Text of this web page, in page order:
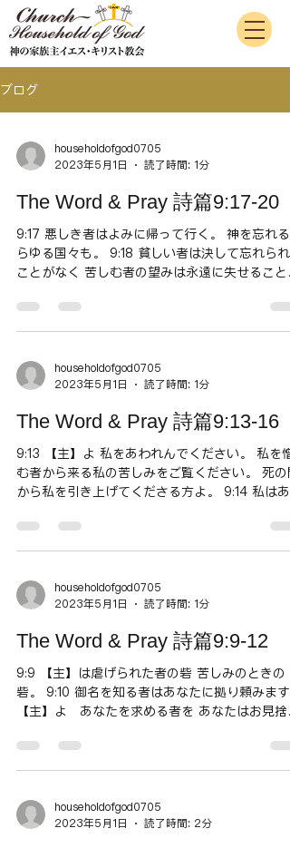
ブログ
householdofgod0705
2023年5月1日
読了時間: 1分
The Word & Pray 詩篇9:17-20
9:17 悪しき者はよみに帰って行く。 神を忘れる
らゆる国々も。 9:18 貧しい者は決して忘れられ
ことがなく 苦しむ者の望みは永遠に失せることが
らないようにしてください。 国々が御前でさばか
れるようにしてください。...
householdofgod0705
2023年5月1日
読了時間: 1分
The Word & Pray 詩篇9:13-16
9:13 【主】よ 私をあわれんでください。 私を憎
む者から来る私の苦しみをご覧ください。 死の門
から私を引き上げてくださる方よ。 9:14 私はあ
門で あなたの救いに歓声をあげます。 9:15 国々
は自分で作った穴に陥り...
householdofgod0705
2023年5月1日
読了時間: 1分
The Word & Pray 詩篇9:9-12
9:9 【主】は虐げられた者の砦 苦しみのときの
砦。 9:10 御名を知る者はあなたに拠り頼みます
【主】よ あなたを求める者を あなたはお見捨て
え シオンに住まうその方に。 主のみわざを告げ
知らせよ 国々の民に。...
householdofgod0705
2023年5月1日
読了時間: 2分